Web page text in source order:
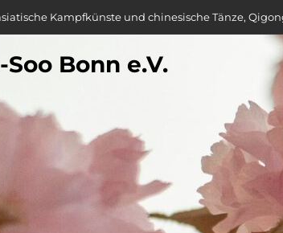
Kampfkünste und chinesische Tänze,
Soo Bonn e.V.